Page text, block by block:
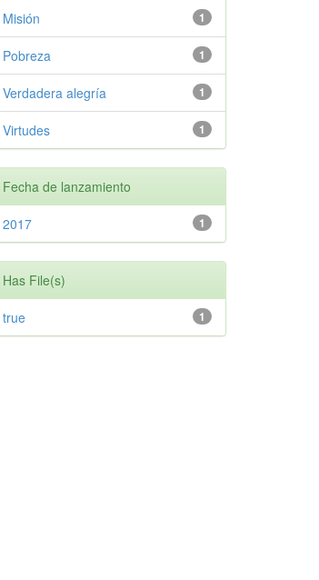
1
Misión
1
Pobreza
1
Verdadera alegría
1
Virtudes
Fecha de lanzamiento
1
2017
Has File(s)
1
true